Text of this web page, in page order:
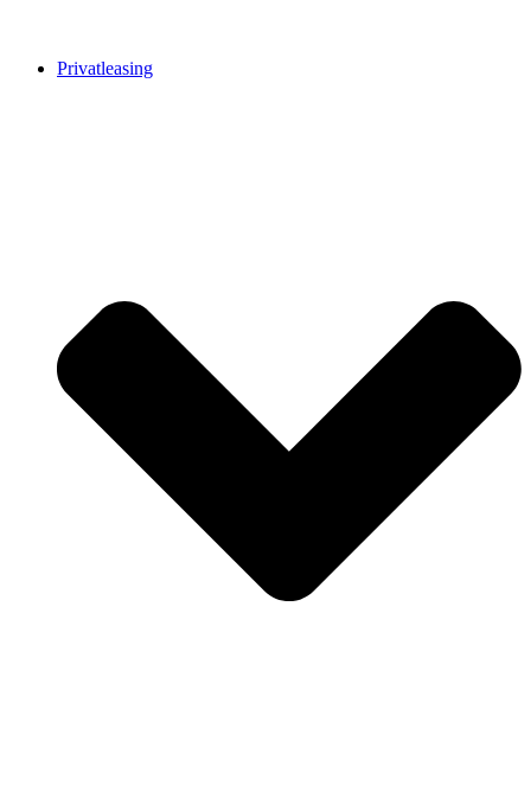
Privatleasing